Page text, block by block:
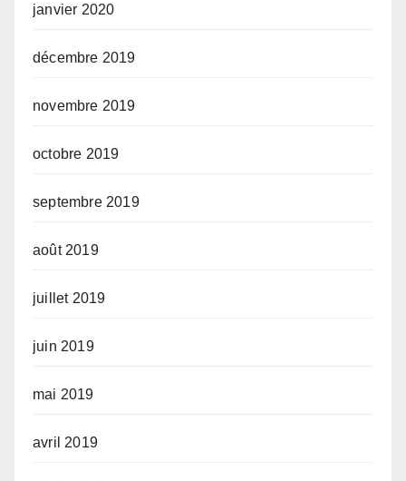
janvier 2020
décembre 2019
novembre 2019
octobre 2019
septembre 2019
août 2019
juillet 2019
juin 2019
mai 2019
avril 2019